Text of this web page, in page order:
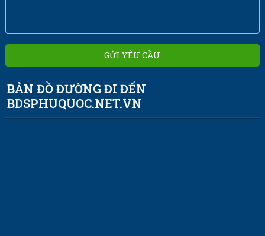
BẢN ĐỒ ĐƯỜNG ĐI ĐẾN
BDSPHUQUOC.NET.VN